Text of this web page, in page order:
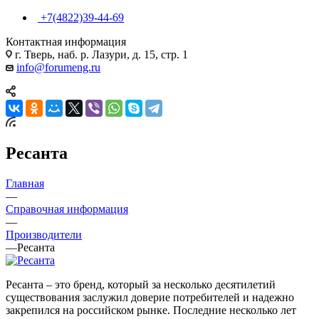
+7(4822)39-44-69
Контактная информация
г. Тверь, наб. р. Лазури, д. 15, стр. 1
info@forumeng.ru
Ресанта
Главная
—
Справочная информация
—
Производители
—Ресанта
Ресанта – это бренд, который за несколько десятилетий
существования заслужил доверие потребителей и надежно
закрепился на российском рынке. Последние несколько лет